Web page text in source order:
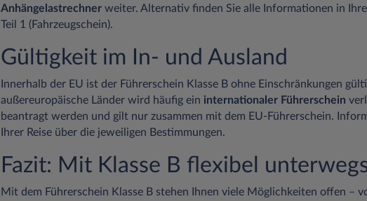
Anhängelastrechner weiter. Alternativ finden Sie alle Informationen in
Teil 1 (Fahrzeugschein).
Gültigkeit im In- und Ausland
Innerhalb der EU ist der Führerschein Klasse B ohne Einschränkungen
außereuropäische Länder wird häufig ein internationaler Führerschein
beantragt werden und gilt nur zusammen mit dem EU-Führerschein.
Ihrer Reise über die jeweiligen Bestimmungen.
Fazit: Mit Klasse B flexibel
Mit dem Führerschein Klasse B stehen Ihnen viele Möglichkeiten offen –